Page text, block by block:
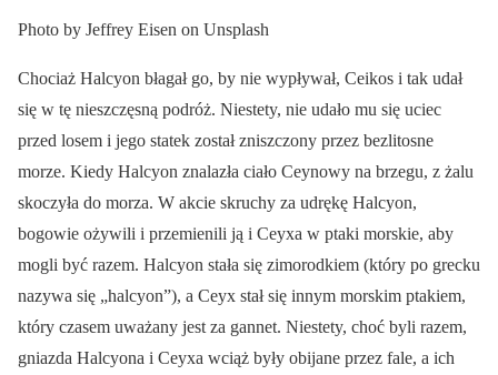
Photo by Jeffrey Eisen on Unsplash
Chociaż Halcyon błagał go, by nie wypływał, Ceikos i tak udał
się w tę nieszczęsną podróż. Niestety, nie udało mu się uciec
przed losem i jego statek został zniszczony przez bezlitosne
morze. Kiedy Halcyon znalazła ciało Ceynowy na brzegu, z żalu
skoczyła do morza. W akcie skruchy za udrękę Halcyon,
bogowie ożywili i przemienili ją i Ceyxa w ptaki morskie, aby
mogli być razem. Halcyon stała się zimorodkiem (który po grecku
nazywa się „halcyon”), a Ceyx stał się innym morskim ptakiem,
który czasem uważany jest za gannet. Niestety, choć byli razem,
gniazda Halcyona i Ceyxa wciąż były obijane przez fale, a ich